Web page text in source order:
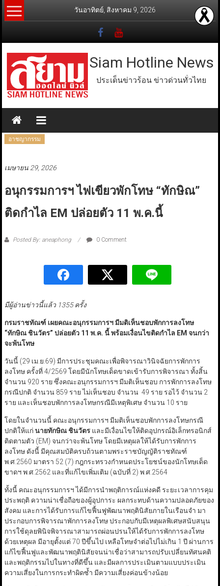
Skip
to
วันอาทิตย์, สิงหาคม 9, 2026
Siam Hotline News
ประเด็นข่าวร้อน ข่าวด่วนทั่วไทย
อาชญากรรม
เมษายน 29, 2026
อนุกรรมการฯ ไฟเขียวพักโทษ “ทักษิณ”
ติดกำไล EM ปล่อยตัว 11 พ.ค.นี้
Posted By: aneaphong 0 Comment
มีผู้อ่านข่าวนี้แล้ว 1355 ครั้ง
กรมราชทัณฑ์ เผยคณะอนุกรรมการฯ มีมติเห็นชอบพักการลงโทษ
“ทักษิณ ชินวัตร” ปล่อยตัว 11 พ.ค. นี้ พร้อมเงื่อนไขติดกำไล EM จนกว่า
จะพ้นโทษ
วันนี้ (29 เม.ย.69) มีการประชุมคณะเพื่อพิจารณาวินิจฉัยการพักการ
ลงโทษ ครั้งที่ 4/2569 โดยมีนักโทษเด็ดขาดเข้ารับการพิจารณา ทั้งสิ้น
จำนวน 920 ราย ซึ่งคณะอนุกรรมการฯ มีมติเห็นชอบ การพักการลงโทษ
กรณีปกติ จำนวน 859 ราย ไม่เห็นชอบ จำนวน 49 ราย รอไว้ จำนวน 2
ราย และเห็นชอบพักการลงโทษกรณีมีเหตุพิเศษ จำนวน 10 ราย
โดยในจำนวนนี้ คณะอนุกรรมการฯ มีมติเห็นชอบพักการลงโทษกรณี
ปกติให้แก่นายทักษิณ ชินวัตรและมีเงื่อนไขให้ติดอุปกรณ์อิเล็กทรอนิกส์
ติดตามตัว (EM) จนกว่าจะพ้นโทษ โดยมีเหตุผลให้ได้รับการพักการ
ลงโทษ ดังนี้ มีคุณสมบัติครบถ้วนตามพระราชบัญญัติราชทัณฑ์
พ.ศ.2560 มาตรา 52 (7) กฎกระทรวงกำหนดประโยชน์ของนักโทษเด็ด
ขาดฯ พ.ศ.2562 และที่แก้ไขเพิ่มเติม (ฉบับที่ 2) พ.ศ.2564
ทั้งนี้ คณะอนุกรรมการฯ ได้มีการนำพฤติการณ์แห่งคดี ระยะเวลาการคุม
ประพฤติ ความน่าเชื่อถือของผู้อุปการะ ผลกระทบด้านความปลอดภัยของ
สังคม และการได้รับการแก้ไขฟื้นฟูพัฒนาพฤตินิสัยภายในเรือนจำ มา
ประกอบการพิจารณาพักการลงโทษ ประกอบกับมีเหตุผลพิเศษสนับสนุน
การใช้ดุลยพินิจพิจารณาสามารถผ่อนปรนให้ได้รับการพักการลงโทษ
ด้วยเหตุผล มีอายุตั้งแต่ 70 ปีขึ้นไป เหลือโทษจำต่อไปไม่เกิน 1 ปี ผ่านการ
แก้ไขฟื้นฟูและพัฒนาพฤตินิสัยจนน่าเชื่อว่าสามารถปรับเปลี่ยนทัศนคติ
และพฤติกรรมไปในทางที่ดีขึ้น และมีผลการประเมินตามแบบประเมิน
ความเสี่ยงในการกระทำผิดซ้ำ มีความเสี่ยงค่อนข้างน้อย